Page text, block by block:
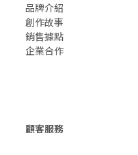
品牌介紹
創作故事
​銷售據點
企業合作
顧客服務